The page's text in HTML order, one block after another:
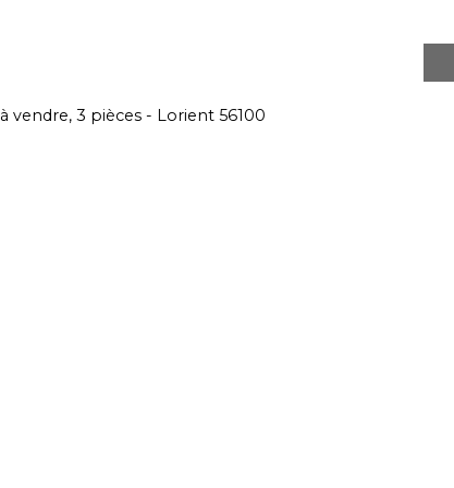
vendre, 3 pièces - Lorient 56100